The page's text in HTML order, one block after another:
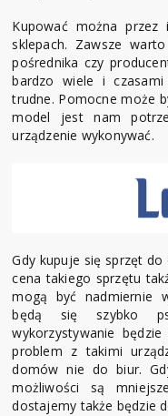
Kupować można
sklepach. Zawsze
pośrednika czy
bardzo wiele i
trudne. Pomocne może
model jest nam
urządzenie wykonywać.
Gdy kupuje się sprzęt
cena takiego sprzętu
mogą być nadmiernie
będą się szybko
wykorzystywanie
problem z takimi
domów nie do biur.
możliwości są
dostajemy także będzie